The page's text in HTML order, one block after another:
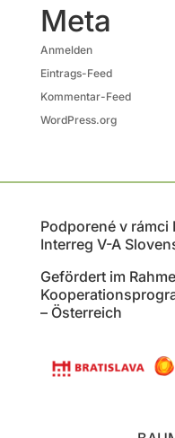
Meta
Anmelden
Eintrags-Feed
Kommentar-Feed
WordPress.org
Podporené v
Interreg V-A
Gefördert im
– Österreich